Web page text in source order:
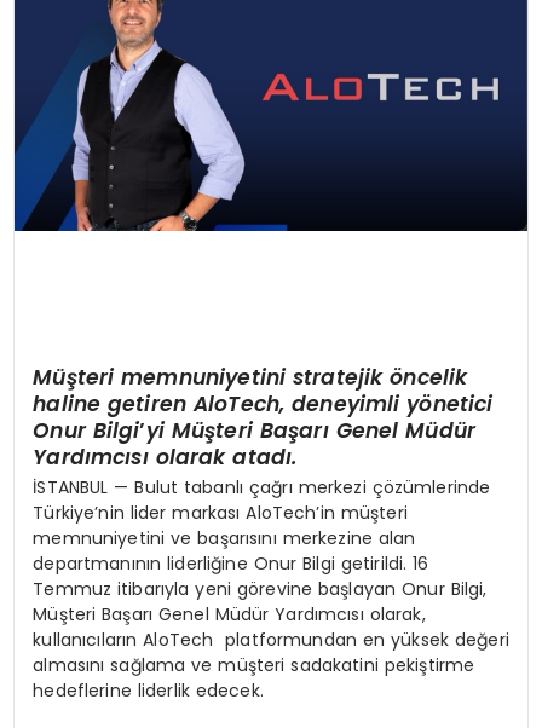
Müşteri memnuniyetini stratejiköncelik
haline getiren AloTech, deneyimli yönetici
Onur Bilgi’yi Müşteri Başarı Genel Müdür
Yardımcısı olarak atadı.
İSTANBUL — Bulut tabanlı çağrı merkezi çözümlerinde
Türkiye’nin lider markası AloTech’in müşteri
memnuniyetini ve başarısını merkezine alan
departmanının liderliğine Onur Bilgi getirildi. 16
Temmuz itibarıyla yeni görevine başlayan Onur Bilgi,
Müşteri Başarı Genel Müdür Yardımcısı olarak,
kullanıcıların AloTech platformundan en yüksek değeri
almasını sağlama ve müşteri sadakatini pekiştirme
hedeflerine liderlik edecek.